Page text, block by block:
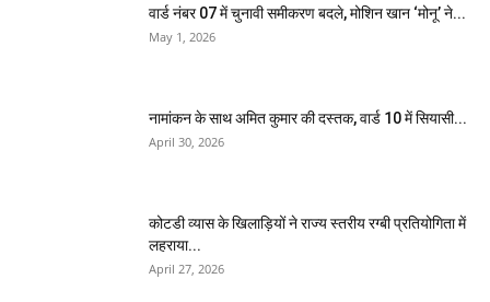
वार्ड नंबर 07 में चुनावी समीकरण बदले, मोशिन खान ‘मोनू’ ने...
May 1, 2026
नामांकन के साथ अमित कुमार की दस्तक, वार्ड 10 में सियासी...
April 30, 2026
कोटडी व्यास के खिलाड़ियों ने राज्य स्तरीय रग्बी प्रतियोगिता में
लहराया...
April 27, 2026